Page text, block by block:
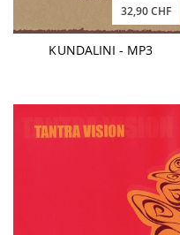
32,90 CHF
KUNDALINI - MP3